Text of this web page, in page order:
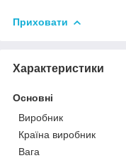
Приховати
Характеристики
Основні
Виробник
Країна виробник
Вага